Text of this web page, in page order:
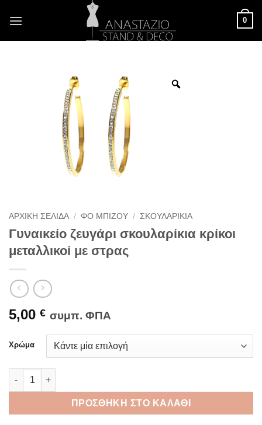
στο
0
ΑΡΧΙΚΉ ΣΕΛΊΔΑ / ΦΟ ΜΠΙΖΟΎ / ΣΚΟΥΛΑΡΊΚΙΑ
Γυναικείο ζευγάρι σκουλαρίκια κρίκοι
μεταλλικοί με στρας
5,00 € συμπ. ΦΠΑ
Χρώμα
Γυναικείο ζευγάρι σκουλαρίκια κρίκοι μεταλλικοί με στρας
ΠΡΟΣΘΉΚΗ ΣΤΟ ΚΑΛΆΘΙ